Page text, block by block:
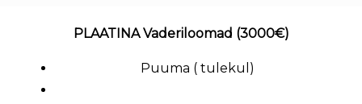
PLAATINA Vaderiloomad (3000€)
Puuma ( tulekul)